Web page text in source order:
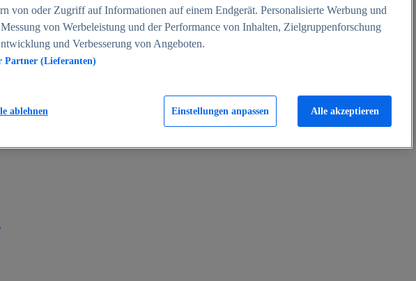
2024
in Deutschland 2005-2025
von oder Zugriff auf Informationen auf einem Endgerät. Personalisierte Werbung und
von Werbeleistung und der Performance von Inhalten, Zielgruppenforschung
und Verbesserung von Angeboten.
Partner (Lieferanten)
Einstellungen anpassen
ablehnen Alle akzeptieren